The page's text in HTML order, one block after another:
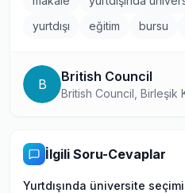
yurtdışı
eğitim bursu
B British Council
British Council, Birleşik
İlgili Soru-Cevaplar
Yurtdışında üniversite